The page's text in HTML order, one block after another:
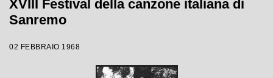
XVIII Festival della canzone italiana di
Sanremo
02 FEBBRAIO 1968